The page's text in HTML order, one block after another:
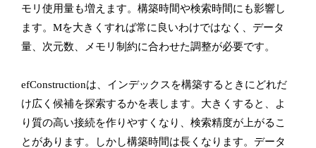
モリ使用量も増えます。構築時間や検索時間にも影響し
ます。Mを大きくすれば常に良いわけではなく、データ
量、次元数、メモリ制約に合わせた調整が必要です。
efConstructionは、インデックスを構築するときにどれだ
け広く候補を探索するかを表します。大きくすると、よ
り質の高い接続を作りやすくなり、検索精度が上がるこ
とがあります。しかし構築時間は長くなります。データ